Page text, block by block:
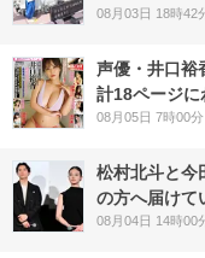
08月03日 18時42
声優・井口裕
計18ページに
08月05日 7時00分
松村北斗と今
の方へ届けて
08月04日 14時00